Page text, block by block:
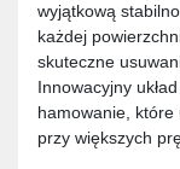
wyjątkową
każdej
skuteczne
Innowacyjny
hamowanie, które
przy większych